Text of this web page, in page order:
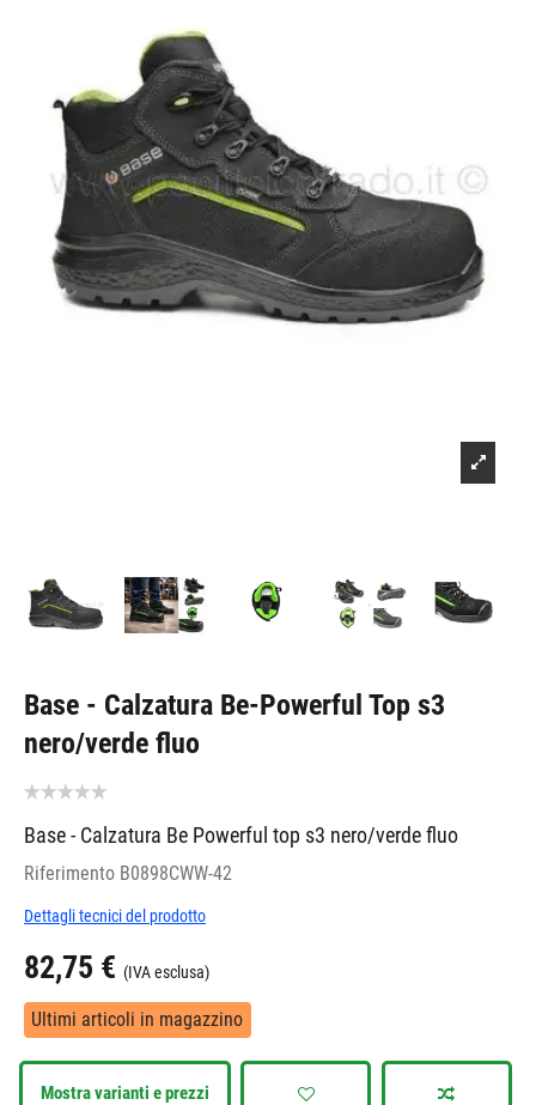
Base - Calzatura Be-Powerful Top s3
nero/verde fluo
Base - Calzatura Be Powerful top s3 nero/verde fluo
Riferimento B0898CWW-42
Dettagli tecnici del prodotto
82,75 € (IVA esclusa)
Ultimi articoli in magazzino
Mostra varianti e prezzi